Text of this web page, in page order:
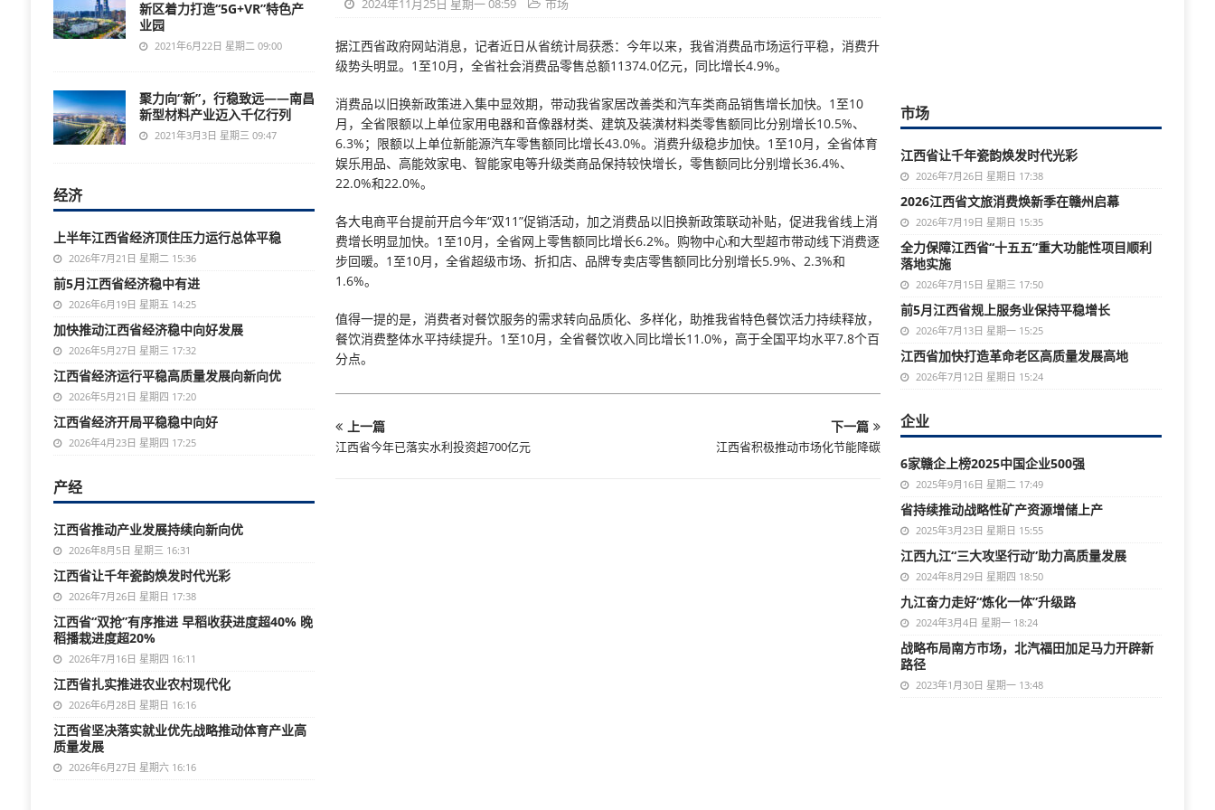
2024年11月25日 星期一 08:59 市场
据江西省政府网站消息，记者近日从省统计局获悉：今年以来，我省消费品市场运行平稳，消费升
级势头明显。1至10月，全省社会消费品零售总额11374.0亿元，同比增长4.9%。
消费品以旧换新政策进入集中显效期，带动我省家居改善类和汽车类商品销售增长加快。1至10
月，全省限额以上单位家用电器和音像器材类、建筑及装潢材料类零售额同比分别增长10.5%、
6.3%；限额以上单位新能源汽车零售额同比增长43.0%。消费升级稳步加快。1至10月，全省体育
娱乐用品、高能效家电、智能家电等升级类商品保持较快增长，零售额同比分别增长36.4%、
22.0%和22.0%。
各大电商平台提前开启今年“双11”促销活动，加之消费品以旧换新政策联动补贴，促进我省线上消
费增长明显加快。1至10月，全省网上零售额同比增长6.2%。购物中心和大型超市带动线下消费逐
步回暖。1至10月，全省超级市场、折扣店、品牌专卖店零售额同比分别增长5.9%、2.3%和
1.6%。
值得一提的是，消费者对餐饮服务的需求转向品质化、多样化，助推我省特色餐饮活力持续释放，
餐饮消费整体水平持续提升。1至10月，全省餐饮收入同比增长11.0%，高于全国平均水平7.8个百
分点。
上一篇
江西省今年已落实水利投资超700亿元
下一篇
江西省积极推动市场化节能降碳
新区着力打造“5G+VR”特色产
业园
2021年6月22日 星期二 09:00
聚力向“新”，行稳致远——南昌
新型材料产业迈入千亿行列
2021年3月3日 星期三 09:47
经济
上半年江西省经济顶住压力运行总体平稳
2026年7月21日 星期二 15:36
前5月江西省经济稳中有进
2026年6月19日 星期五 14:25
加快推动江西省经济稳中向好发展
2026年5月27日 星期三 17:32
江西省经济运行平稳高质量发展向新向优
2026年5月21日 星期四 17:20
江西省经济开局平稳稳中向好
2026年4月23日 星期四 17:25
产经
江西省推动产业发展持续向新向优
2026年8月5日 星期三 16:31
江西省让千年瓷韵焕发时代光彩
2026年7月26日 星期日 17:38
江西省“双抢”有序推进 早稻收获进度超40% 晚
稻播栽进度超20%
2026年7月16日 星期四 16:11
江西省扎实推进农业农村现代化
2026年6月28日 星期日 16:16
江西省坚决落实就业优先战略推动体育产业高
质量发展
2026年6月27日 星期六 16:16
市场
江西省让千年瓷韵焕发时代光彩
2026年7月26日 星期日 17:38
2026江西省文旅消费焕新季在赣州启幕
2026年7月19日 星期日 15:35
全力保障江西省“十五五”重大功能性项目顺利
落地实施
2026年7月15日 星期三 17:50
前5月江西省规上服务业保持平稳增长
2026年7月13日 星期一 15:25
江西省加快打造革命老区高质量发展高地
2026年7月12日 星期日 15:24
企业
6家赣企上榜2025中国企业500强
2025年9月16日 星期二 17:49
省持续推动战略性矿产资源增储上产
2025年3月23日 星期日 15:55
江西九江“三大攻坚行动”助力高质量发展
2024年8月29日 星期四 18:50
九江奋力走好“炼化一体”升级路
2024年3月4日 星期一 18:24
战略布局南方市场，北汽福田加足马力开辟新
路径
2023年1月30日 星期一 13:48